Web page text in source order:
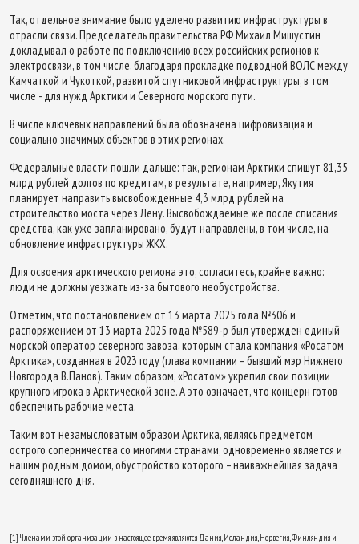
Так, отдельное внимание было уделено развитию инфраструктуры в
отрасли связи. Председатель правительства РФ Михаил Мишустин
докладывал о работе по подключению всех российских регионов к
электросвязи, в том числе, благодаря прокладке подводной ВОЛС между
Камчаткой и Чукоткой, развитой спутниковой инфраструктуры, в том
числе - для нужд Арктики и Северного морского пути.
В числе ключевых направлений была обозначена цифровизация и
социально значимых объектов в этих регионах.
Федеральные власти пошли дальше: так, регионам Арктики спишут 81,35
млрд рублей долгов по кредитам, в результате, например, Якутия
планирует направить высвобожденные 4,3 млрд рублей на
строительство моста через Лену. Высвобождаемые же после списания
средства, как уже запланировано, будут направлены, в том числе, на
обновление инфраструктуры ЖКХ.
Для освоения арктического региона это, согласитесь, крайне важно:
люди не должны уезжать из-за бытового необустройства.
Отметим, что постановлением от 13 марта 2025 года №306 и
распоряжением от 13 марта 2025 года №589-р был утвержден единый
морской оператор северного завоза, которым стала компания «Росатом
Арктика», созданная в 2023 году (глава компании – бывший мэр Нижнего
Новгорода В.Панов). Таким образом, «Росатом» укрепил свои позиции
крупного игрока в Арктической зоне. А это означает, что концерн готов
обеспечить рабочие места.
Таким вот незамысловатым образом Арктика, являясь предметом
острого соперничества со многими странами, одновременно является и
нашим родным домом, обустройство которого – наиважнейшая задача
сегодняшнего дня.
[1] Членами этой организации в настоящее время являются Дания, Исландия, Норвегия, Финляндия и